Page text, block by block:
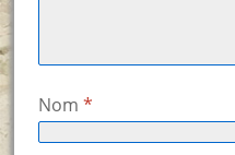
Nom *